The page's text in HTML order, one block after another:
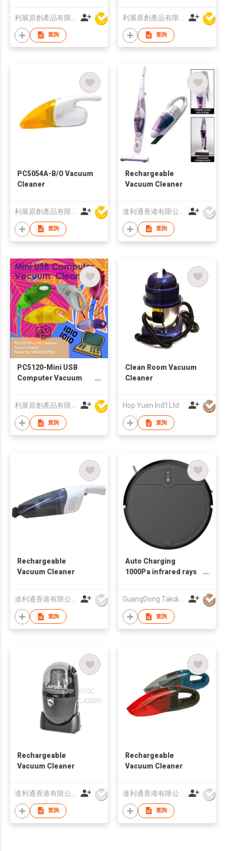
查詢 查詢
PC5054A-B/O Vacuum
Cleaner
查詢
Rechargeable
Vacuum Cleaner
查詢
PC5120-Mini USB
Computer Vacuum
查詢
Clean Room Vacuum
Cleaner
Hop Yuen Ind'l Ltd
查詢
Rechargeable
Vacuum Cleaner
達利通香港有限公司
查詢
Auto Charging
1000Pa infrared rays
400ml home floor
robot vacuum cleaner
GuangDong Takdir Smart Robot Co.,Ltd.
查詢
Rechargeable
Vacuum Cleaner
查詢
Rechargeable
Vacuum Cleaner
查詢